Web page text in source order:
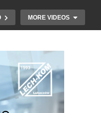
MORE VIDEOS